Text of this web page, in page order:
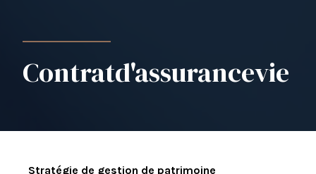
Contratd'assurancevie
Stratégie de gestion de patrimoine